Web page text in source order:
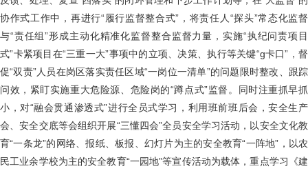
协作式工作中，再进行“履行监督整合式”，将责任人“探头”常态化监督
与“责任组”形成主动化精准化监督整合监督力量，实施“执纪问责项目
式”卡紧项目在“三重一大”事项中的立项、决策、执行等关键“g卡口”，督
促“双责”人员在岗区落实责任区域“一岗位一清单”的问题限时整改、跟踪
问效，紧盯实施重大危险源、危险岗的“蹲点式”监督。同时注重抓早抓
小，对“融会贯通渗透式”进行全员式学习，利用班前班后会，安全生产
会、安全交底等会组织开展“三懂四会”全员安全学习活动，以安全文化教
育“一条龙”的网络、报纸、板报、幻灯片为主的安全教育“一阵地”，以农
民工业余学校为主的安全教育“一园地”等宣传活动为载体，重点学习《建